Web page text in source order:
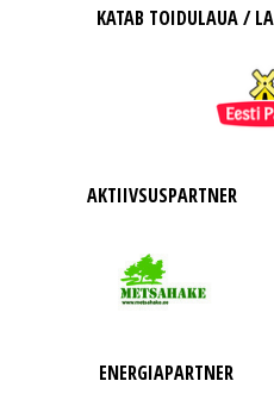
KATAB TOIDULAUA /
AKTIIVSUSPARTNER
ENERGIAPARTNER